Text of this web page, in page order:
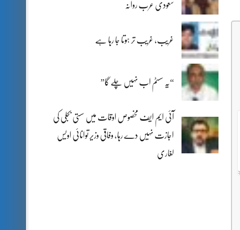
سعودی عرب روانہ
غریب، غریب تر ہوتا جا رہا ہے
“یہ سسٹم اب نہیں چلے گا”
آئی ایم ایف مخصوص اوقات میں سستی بجلی کی
اجازت نہیں دے رہا، وفاقی وزیر توانائی اویس
لغاری